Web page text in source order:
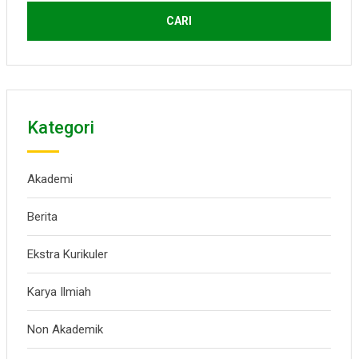
Kategori
Akademi
Berita
Ekstra Kurikuler
Karya Ilmiah
Non Akademik